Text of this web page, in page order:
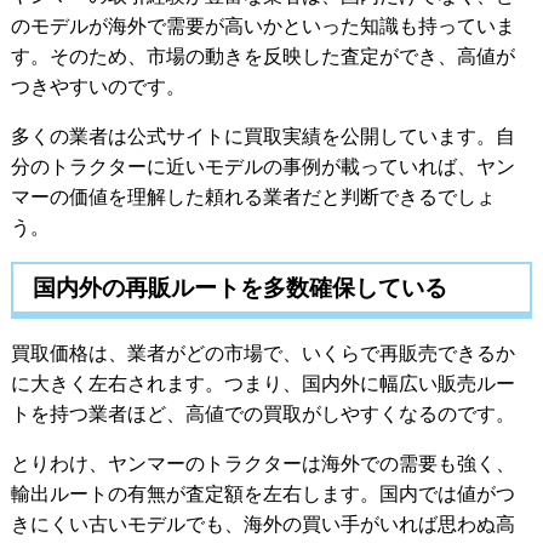
のモデルが海外で需要が高いかといった知識も持っていま
す。そのため、市場の動きを反映した査定ができ、高値が
つきやすいのです。
多くの業者は公式サイトに買取実績を公開しています。自
分のトラクターに近いモデルの事例が載っていれば、ヤン
マーの価値を理解した頼れる業者だと判断できるでしょ
う。
国内外の再販ルートを多数確保している
買取価格は、業者がどの市場で、いくらで再販売できるか
に大きく左右されます。つまり、国内外に幅広い販売ルー
トを持つ業者ほど、高値での買取がしやすくなるのです。
とりわけ、ヤンマーのトラクターは海外での需要も強く、
輸出ルートの有無が査定額を左右します。国内では値がつ
きにくい古いモデルでも、海外の買い手がいれば思わぬ高